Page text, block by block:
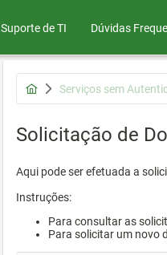
Suporte de TI Dúvidas
Serviços sem
Solicitação de
Aqui pode ser efetuada a
Instruções:
Para consultar as
Para solicitar um novo